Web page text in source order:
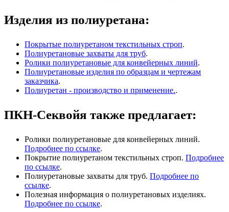
Изделия из полиуретана:
Покрытые полиуретаном текстильных строп.
Полиуретановые захваты для труб.
Ролики полиуретановые для конвейерных линий.
Полиуретановые изделия по образцам и чертежам
заказчика.
Полиуретан - производство и применение..
ПКН-Секвойя также предлагает:
Ролики полиуретановые для конвейерных линий.
Подробнее по ссылке.
Покрытие полиуретаном текстильных строп. Подробнее
по ссылке.
Полиуретановые захваты для труб. Подробнее по
ссылке.
Полезная информация о полиуретановых изделиях.
Подробнее по ссылке.